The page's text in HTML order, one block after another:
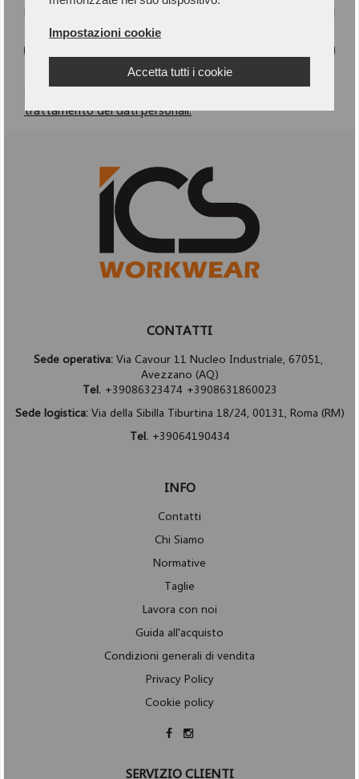
Impostazioni cookie
Accetta tutti i cookie
trattamento dei dati personali.
CONTATTI
Sede operativa:Via Cavour 11 Nucleo Industriale, 67051,
Avezzano (AQ)
Tel. +39086323474 +3908631860023
Sede logistica:Via della Sibilla Tiburtina 18/24, 00131, Roma (RM)
Tel. +39064190434
INFO
Contatti
Chi Siamo
Normative
Taglie
Lavora con noi
Guida all'acquisto
Condizioni generali di vendita
Privacy Policy
Cookie policy
SERVIZIO CLIENTI